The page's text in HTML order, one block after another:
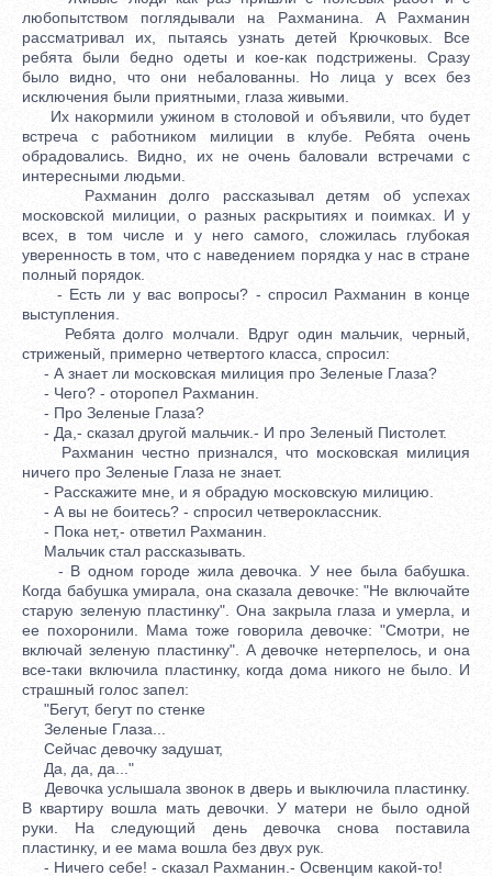
любопытством поглядывали на Рахманина. А Рахманин
рассматривал их, пытаясь узнать детей Крючковых. Все
ребята были бедно одеты и кое-как подстрижены. Сразу
было видно, что они небалованны. Но лица у всех без
исключения были приятными, глаза живыми.
Их накормили ужином в столовой и объявили, что будет
встреча с работником милиции в клубе. Ребята очень
обрадовались. Видно, их не очень баловали встречами с
интересными людьми.
Рахманин долго рассказывал детям об успехах
московской милиции, о разных раскрытиях и поимках. И у
всех, в том числе и у него самого, сложилась глубокая
уверенность в том, что с наведением порядка у нас в стране
полный порядок.
- Есть ли у вас вопросы? - спросил Рахманин в конце
выступления.
Ребята долго молчали. Вдруг один мальчик, черный,
стриженый, примерно четвертого класса, спросил:
- А знает ли московская милиция про Зеленые Глаза?
- Чего? - оторопел Рахманин.
- Про Зеленые Глаза?
- Да,- сказал другой мальчик.- И про Зеленый Пистолет.
Рахманин честно признался, что московская милиция
ничего про Зеленые Глаза не знает.
- Расскажите мне, и я обрадую московскую милицию.
- А вы не боитесь? - спросил четвероклассник.
- Пока нет,- ответил Рахманин.
Мальчик стал рассказывать.
- В одном городе жила девочка. У нее была бабушка.
Когда бабушка умирала, она сказала девочке: "Не включайте
старую зеленую пластинку". Она закрыла глаза и умерла, и
ее похоронили. Мама тоже говорила девочке: "Смотри, не
включай зеленую пластинку". А девочке нетерпелось, и она
все-таки включила пластинку, когда дома никого не было. И
страшный голос запел:
"Бегут, бегут по стенке
Зеленые Глаза...
Сейчас девочку задушат,
Да, да, да..."
Девочка услышала звонок в дверь и выключила пластинку.
В квартиру вошла мать девочки. У матери не было одной
руки. На следующий день девочка снова поставила
пластинку, и ее мама вошла без двух рук.
- Ничего себе! - сказал Рахманин.- Освенцим какой-то!